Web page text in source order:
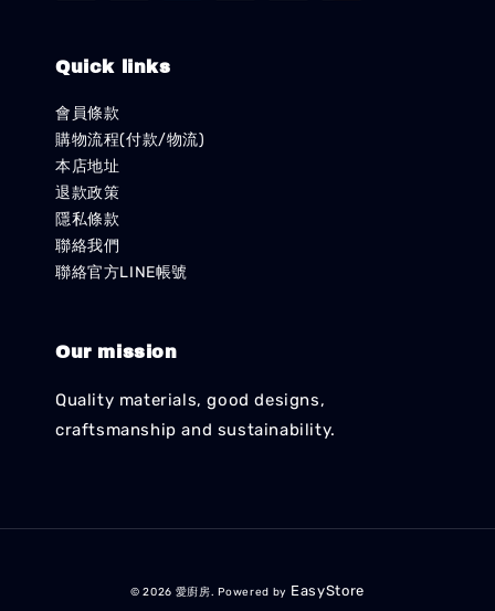
Quick links
會員條款
購物流程(付款/物流)
本店地址
退款政策
隱私條款
聯絡我們
聯絡官方LINE帳號
Our mission
Quality materials, good designs,
craftsmanship and sustainability.
© 2026 愛廚房. Powered by EasyStore